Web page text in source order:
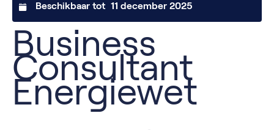
Beschikbaar tot 11 december 2025
Business
Consultant
Energiewet